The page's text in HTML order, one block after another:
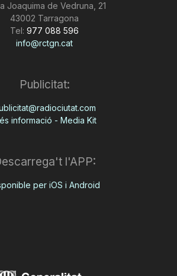
Joaquima de Vedruna, 21
43002 Tarragona
Tel: 977 088 596
info@rctgn.cat
Publicitat:
informació - Media Kit
l'APP:
per iOS i Android